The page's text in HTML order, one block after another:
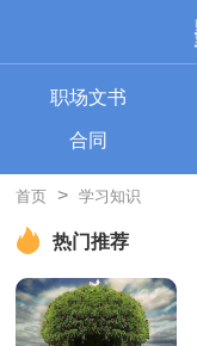
职场文书
合同
首页 > 学习知识
热门推荐